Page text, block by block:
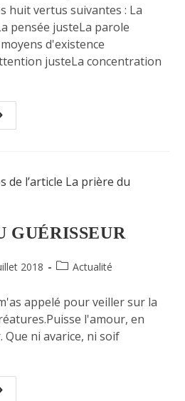
huit vertus suivantes : La
pensée justeLa parole
d'existence
justeLa concentration
GUÉRISSEUR
2018 Actualité
appelé pour veiller sur la
l'amour, en
ni avarice, ni soif